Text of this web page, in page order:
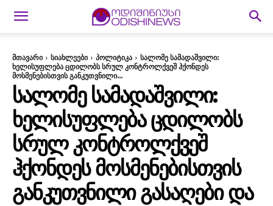
მთავარი სიახლეები პოლიტიკა
სალომე სამადაშვილი:
ხელისუფლება ცდილობს სრულ კონტროლქვეშ ჰქონდეს
მოსმენებისთვის განკუთვნილი...
ᲡᲐᲚᲝᲛᲔ ᲡᲐᲛᲐᲓᲐᲨᲕᲘᲚᲘ:
ᲮᲔᲚᲘᲡᲣᲤᲚᲔᲑᲐ ᲪᲓᲘᲚᲝᲑᲡ
ᲡᲠᲣᲚ ᲙᲝᲜᲢᲠᲝᲚᲥᲕᲔᲨ
ᲰᲥᲝᲜᲓᲔᲡ ᲛᲝᲡᲛᲔᲜᲔᲑᲘᲡᲗᲕᲘᲡ
ᲒᲐᲜᲙᲣᲗᲕᲜᲘᲚᲘ ᲒᲐᲡᲐᲦᲔᲑᲘ ᲓᲐ